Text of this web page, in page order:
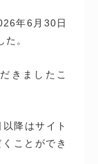
年6月30日
。
きましたこ
降はサイト
ことができ